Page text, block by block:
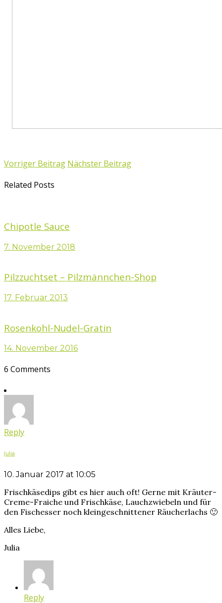
Vorriger Beitrag Nächster Beitrag
Related Posts
Chipotle Sauce
7. November 2018
Pilzzuchtset – Pilzmännchen-Shop
17. Februar 2013
Rosenkohl-Nudel-Gratin
14. November 2016
6 Comments
Reply
Julia
10. Januar 2017 at 10:05
Frischkäsedips gibt es hier auch oft! Gerne mit Kräuter-
Creme-Fraiche und Frischkäse, Lauchzwiebeln und für
den Fischesser noch kleingeschnittener Räucherlachs 🙂
Alles Liebe,
Julia
Reply